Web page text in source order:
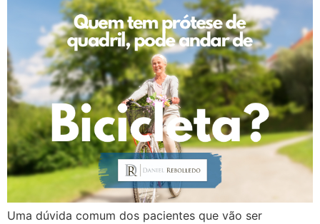
Uma dúvida comum dos pacientes que vão ser